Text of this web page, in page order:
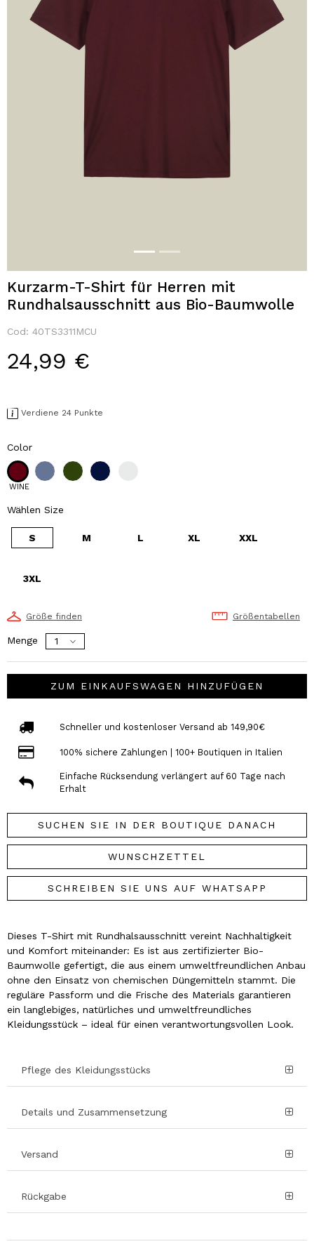
Kurzarm-T-Shirt für Herren mit
Rundhalsausschnitt aus Bio-Baumwolle
Cod: 40TS3311MCU
24,99 €
Verdiene 24 Punkte
Color
WINE
Wählen Size
S M L XL XXL
3XL
Größe finden Größentabellen
Menge
ZUM EINKAUFSWAGEN HINZUFÜGEN
Schneller und kostenloser Versand ab 149,90€
100% sichere Zahlungen | 100+ Boutiquen in Italien
Einfache Rücksendung verlängert auf 60 Tage nach
Erhalt
SUCHEN SIE IN DER BOUTIQUE DANACH
WUNSCHZETTEL
SCHREIBEN SIE UNS AUF WHATSAPP
Dieses T-Shirt mit Rundhalsausschnitt vereint Nachhaltigkeit
und Komfort miteinander: Es ist aus zertifizierter Bio-
Baumwolle gefertigt, die aus einem umweltfreundlichen Anbau
ohne den Einsatz von chemischen Düngemitteln stammt. Die
reguläre Passform und die Frische des Materials garantieren
ein langlebiges, natürliches und umweltfreundliches
Kleidungsstück – ideal für einen verantwortungsvollen Look.
Pflege des Kleidungsstücks
Details und Zusammensetzung
Versand
Rückgabe